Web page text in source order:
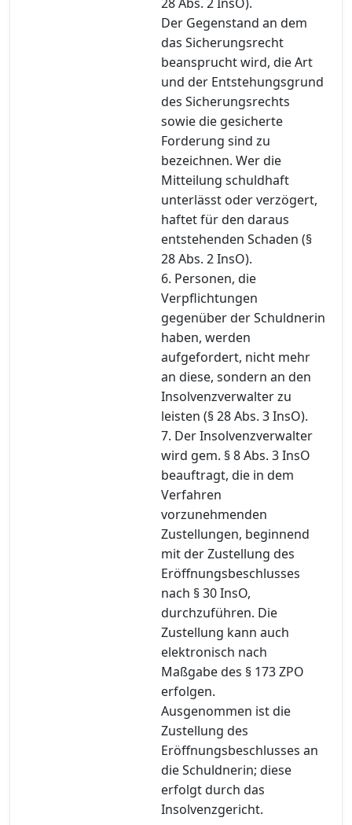
Der Gegenstand an dem
das Sicherungsrecht
beansprucht wird, die Art
und der Entstehungsgrund
des Sicherungsrechts
sowie die gesicherte
Forderung sind zu
bezeichnen. Wer die
Mitteilung schuldhaft
unterlässt oder verzögert,
haftet für den daraus
entstehenden Schaden (§
28 Abs. 2 InsO).
6. Personen, die
Verpflichtungen
gegenüber der Schuldnerin
haben, werden
aufgefordert, nicht mehr
an diese, sondern an den
Insolvenzverwalter zu
leisten (§ 28 Abs. 3 InsO).
7. Der Insolvenzverwalter
wird gem. § 8 Abs. 3 InsO
beauftragt, die in dem
Verfahren
vorzunehmenden
Zustellungen, beginnend
mit der Zustellung des
Eröffnungsbeschlusses
nach § 30 InsO,
durchzuführen. Die
Zustellung kann auch
elektronisch nach
Maßgabe des § 173 ZPO
erfolgen.
Ausgenommen ist die
Zustellung des
Eröffnungsbeschlusses an
die Schuldnerin; diese
erfolgt durch das
Insolvenzgericht.